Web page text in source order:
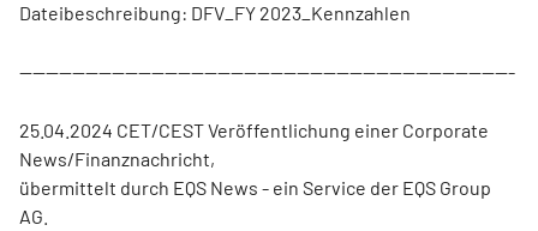
Dateibeschreibung: DFV_FY 2023_Kennzahlen
---------------------------------------------------------------------------
25.04.2024 CET/CEST Veröffentlichung einer Corporate
News/Finanznachricht,
übermittelt durch EQS News - ein Service der EQS Group
AG.